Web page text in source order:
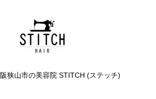
狭山市の美容院 STITCH (ステッチ)